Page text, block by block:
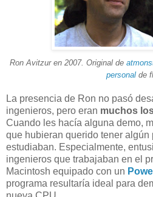
Ron Avitzur en 2007. Original de
personalde
La presencia de Ron no pasó
ingenieros, pero eran muchos
Cuando les hacía alguna demo,
que hubieran querido tener
estudiaban. Especialmente,
ingenieros que trabajaban en el
Macintosh equipado con un
programa resultaría ideal para